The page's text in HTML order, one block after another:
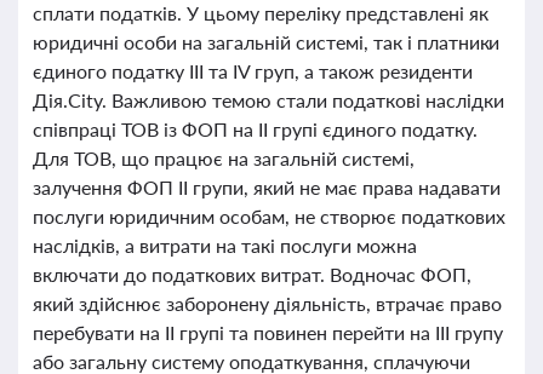
сплати податків. У цьому переліку представлені як
юридичні особи на загальній системі, так і платники
єдиного податку III та IV груп, а також резиденти
Дія.City. Важливою темою стали податкові наслідки
співпраці ТОВ із ФОП на II групі єдиного податку.
Для ТОВ, що працює на загальній системі,
залучення ФОП II групи, який не має права надавати
послуги юридичним особам, не створює податкових
наслідків, а витрати на такі послуги можна
включати до податкових витрат. Водночас ФОП,
який здійснює заборонену діяльність, втрачає право
перебувати на II групі та повинен перейти на III групу
або загальну систему оподаткування, сплачуючи